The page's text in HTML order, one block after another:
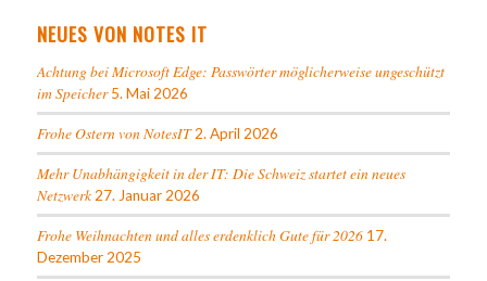
NEUES VON NOTES IT
Achtung bei Microsoft Edge: Passwörter möglicherweise ungeschützt
im Speicher 5. Mai 2026
Frohe Ostern von NotesIT 2. April 2026
Mehr Unabhängigkeit in der IT: Die Schweiz startet ein neues
Netzwerk 27. Januar 2026
Frohe Weihnachten und alles erdenklich Gute für 2026 17.
Dezember 2025